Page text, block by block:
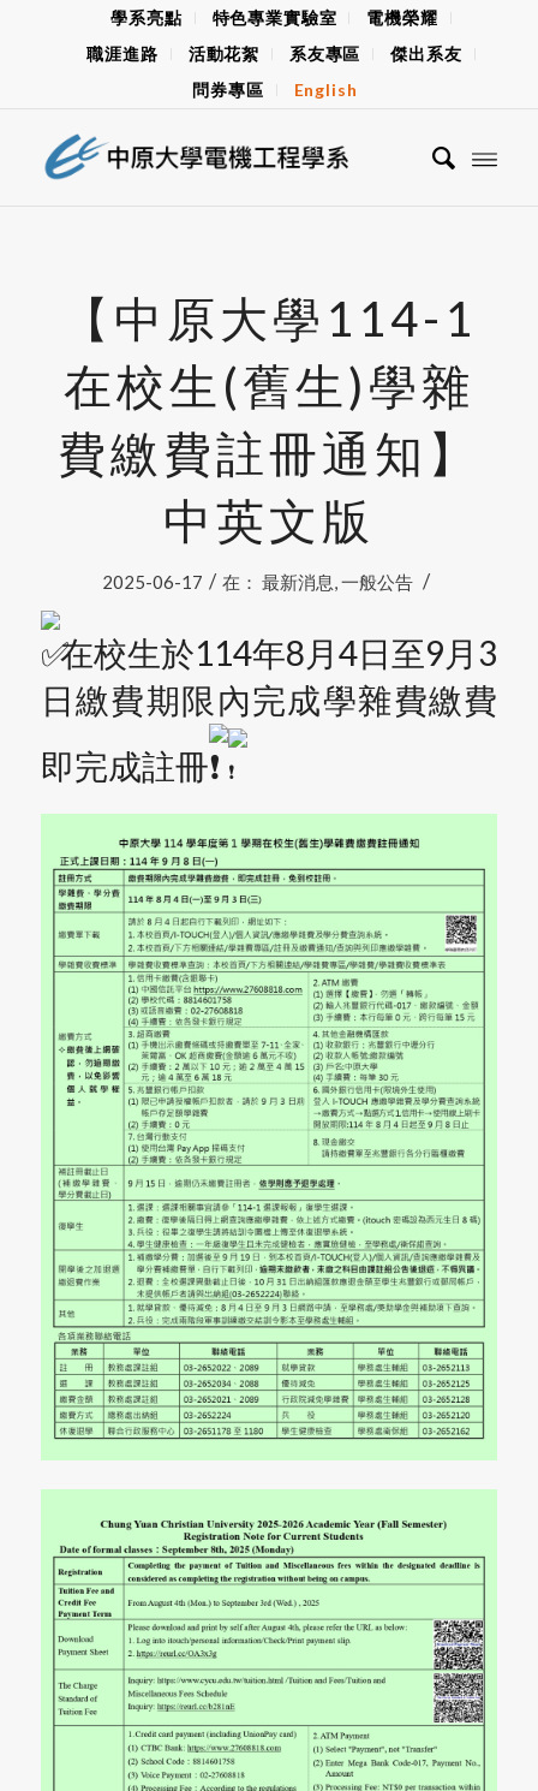
學系亮點 特色專業實驗室
電機榮耀
職涯進路
活動花絮 系友專區
傑出系友
問券專區
English
【中原大學114-1
在校生(舊生)學雜
費繳費註冊通知】
中英文版
2025-06-17 / 在： 最新消息,一般公告 /
在校生於114年8月4日至9月3
日繳費期限內完成學雜費繳費
即完成註冊